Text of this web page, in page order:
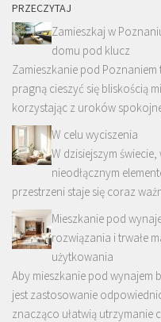
PRZECZYTAJ
Zamieszkaj w
domu pod klucz
Zamieszkanie pod
pragną cieszyć się bliskością
korzystając z uroków
W celu wyciszenia
W dzisiejszym
nieodłącznym
przestrzeni staje się coraz
Mieszkanie pod
rozwiązania i trwałe
użytkowania
Aby mieszkanie pod wynajem
jest zastosowanie
znacząco ułatwią utrzymanie